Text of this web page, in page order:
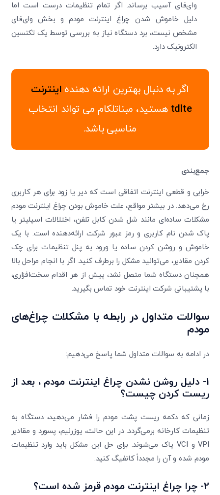
وای‌فای آسیب برساند. اگر تمام تنظیمات درست است اما
دلیل خاموش شدن چراغ اینترنت مودم و بخش وای‌فای
مشخص نیست، برد دستگاه نیاز به بررسی توسط یک تکنسین
الکترونیک دارد.
اگر به دنبال بهترین ارائه دهنده اینترنت
tdlte هستید، مبناتلکام می تواند انتخاب
مناسبی باشد.
جمع‌بندی
خرابی و قطعی اینترنت اتفاقی است که دیر یا زود برای هر کاربری
رخ می‌دهد. در بیشتر مواقع، علت خاموش بودن چراغ اینترنت مودم
مشکلات ساده‌ای مانند شل شدن کابل تلفن، اختلالات اسپلیتر یا
پاک شدن نام کاربری و رمز عبور شرکت ارائه‌دهنده است. با یک
خاموش و روشن کردن ساده یا ورود به پنل تنظیمات برای چک
کردن مقادیر، می‌توانید مشکل را برطرف کنید. اگر با انجام مراحل بالا
همچنان دستگاه شما متصل نشد، پیش از هر اقدام سخت‌افزاری،
با پشتیبانی شرکت اینترنت خود تماس بگیرید.
سوالات متداول در رابطه با مشکلات چراغ‌های
مودم
در ادامه به سوالات متداول شما پاسخ می‌دهیم:
1- دلیل روشن نشدن چراغ اینترنت مودم، بعد از
ریست کردن چیست؟
زمانی که دکمه ریست پشت مودم را فشار می‌دهید، دستگاه به
تنظیمات کارخانه برمی‌گردد. در این حالت، یوزرنیم، پسورد و مقادیر
VPI و VCI پاک می‌شوند. برای حل این مشکل باید وارد تنظیمات
مودم شده و آن را مجدداً کانفیگ کنید.
2- چرا چراغ اینترنت مودم قرمز شده است؟